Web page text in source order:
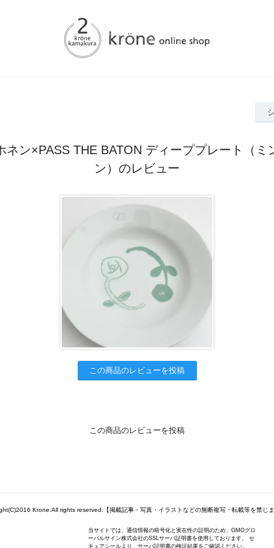
ネン×PASS THE BATON ディーププレート（ミ
ン）のレビュー
この商品のレビューを投稿
この商品のレビューを投稿
Krone.All rights reserved.【掲載記事・写真・イラストなどの無断複写・転載等を禁じま
当サイトでは、通信情報の暗号化と実在性の証明のため、GMOグロ
ーバルサイン株式会社のSSLサーバ証明書を使用しております。 セ
キュアシールより、サーバ証明書の検証結果をご確認ください。